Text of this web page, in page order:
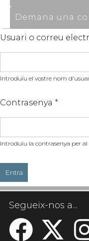
Demana una
Usuari o correu
Introduïu el vostre nom
Contrasenya *
Introduïu la contrasenya per
Segueix-nos a...